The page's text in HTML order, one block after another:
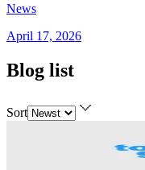
News
April 17, 2026
Blog list
Sort